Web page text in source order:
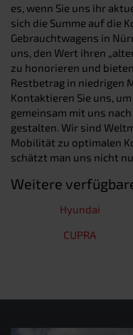
es, wenn Sie uns ihr
sich die Summe auf die
Gebrauchtwagens in
uns, den Wert ihren
zu honorieren und
Restbetrag in niedrigen
Kontaktieren Sie uns,
gemeinsam mit uns
gestalten. Wir sind
Mobilität zu optimalen
schätzt man uns nicht
Weitere
Hyundai
CUPRA